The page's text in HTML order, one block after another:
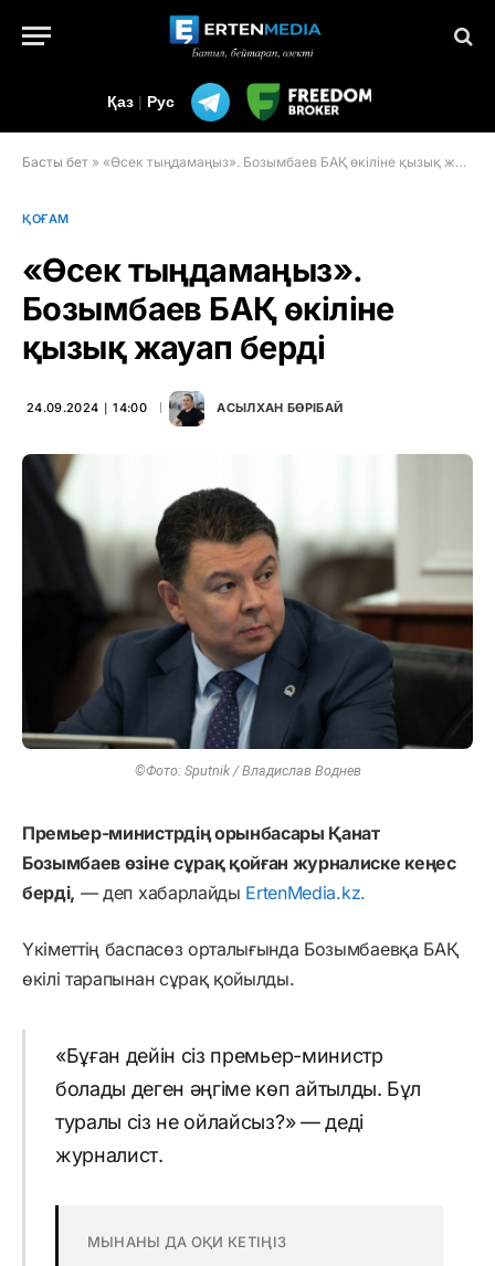
Қаз | Рус
Басты бет » «Өсек тыңдамаңыз». Бозымбаев БАҚ өкіліне қызық жауап берді
ҚОҒАМ
«Өсек тыңдамаңыз».
Бозымбаев БАҚ өкіліне
қызық жауап берді
24.09.2024 ∣ 14:00 АСЫЛХАН БӨРІБАЙ
©Фото: Sputnik / Владислав Воднев
Премьер-министрдің орынбасары Қанат
Бозымбаев өзіне сұрақ қойған журналиске кеңес
берді, — деп хабарлайды ErtenMedia.kz.
Үкіметтің баспасөз орталығында Бозымбаевқа БАҚ
өкілі тарапынан сұрақ қойылды.
«Бұған дейін сіз премьер-министр
болады деген әңгіме көп айтылды. Бұл
туралы сіз не ойлайсыз?» — деді
журналист.
МЫНАНЫ ДА ОҚИ КЕТІҢІЗ